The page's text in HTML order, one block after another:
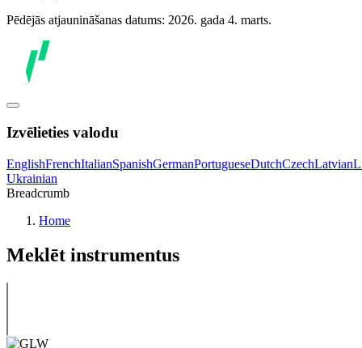
Pēdējās atjaunināšanas datums: 2026. gada 4. marts.
Izvēlieties valodu
EnglishFrenchItalianSpanishGermanPortugueseDutchCzechLatvian
Ukrainian
Breadcrumb
Home
Meklēt instrumentus